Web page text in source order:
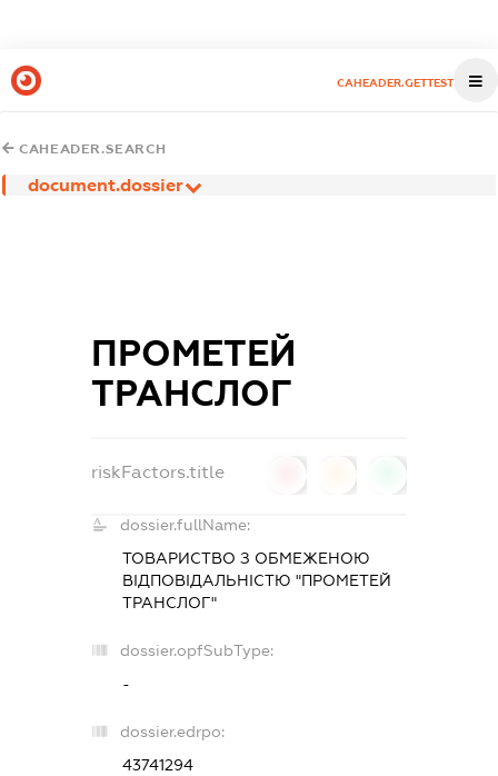
CAHEADER.GETTEST
CAHEADER.SEARCH
document.dossier
ПРОМЕТЕЙ
ТРАНСЛОГ
riskFactors.title
dossier.fullName:
ТОВАРИСТВО З ОБМЕЖЕНОЮ
ВІДПОВІДАЛЬНІСТЮ "ПРОМЕТЕЙ
ТРАНСЛОГ"
dossier.opfSubType:
-
dossier.edrpo:
43741294